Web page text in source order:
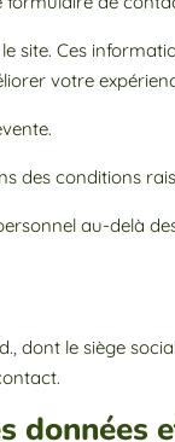
Ces
votre
des conditions
au-delà
dont le siège